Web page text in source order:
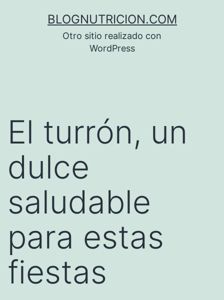
BLOGNUTRICION.COM
Otro sitio realizado con
WordPress
El turrón, un
dulce
saludable
para estas
fiestas